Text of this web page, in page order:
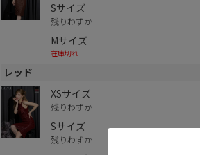
Sサイズ
残りわずか
Mサイズ
在庫切れ
レッド
XSサイズ
残りわずか
Sサイズ
残りわずか